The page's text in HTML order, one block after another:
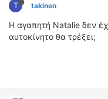
T takinen
Η αγαπητή Natalie δεν
αυτοκίνητο θα τρέξει;